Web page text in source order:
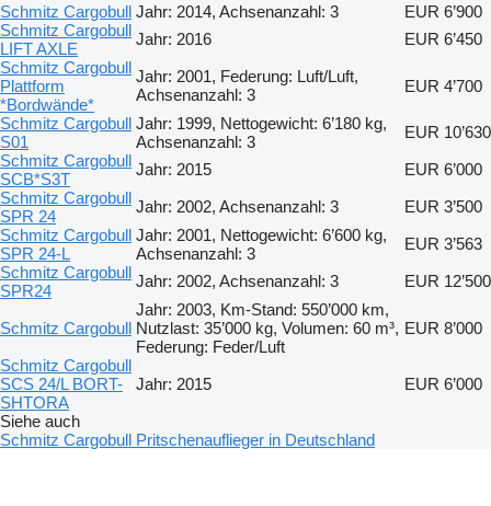
Schmitz Cargobull Jahr: 2014, Achsenanzahl: 3
EUR 6’900
Schmitz Cargobull
LIFT AXLE
Jahr: 2016
EUR 6’450
Schmitz Cargobull
Plattform
*Bordwände*
Jahr: 2001, Federung: Luft/Luft,
Achsenanzahl: 3
EUR 4’700
Schmitz Cargobull
S01
Jahr: 1999, Nettogewicht: 6’180 kg,
Achsenanzahl: 3
EUR 10’630
Schmitz Cargobull
SCB*S3T
Jahr: 2015
EUR 6’000
Schmitz Cargobull
SPR 24
Jahr: 2002, Achsenanzahl: 3
EUR 3’500
Schmitz Cargobull
SPR 24-L
Jahr: 2001, Nettogewicht: 6’600 kg,
Achsenanzahl: 3
EUR 3’563
Schmitz Cargobull
SPR24
Jahr: 2002, Achsenanzahl: 3 EUR 12’500
Schmitz Cargobull
Jahr: 2003, Km-Stand: 550’000 km,
Nutzlast: 35’000 kg, Volumen: 60 m³,
Federung: Feder/Luft
EUR 8’000
Schmitz Cargobull
SCS 24/L BORT-
SHTORA
Jahr: 2015
EUR 6’000
Siehe auch
Schmitz Cargobull Pritschenauflieger in Deutschland